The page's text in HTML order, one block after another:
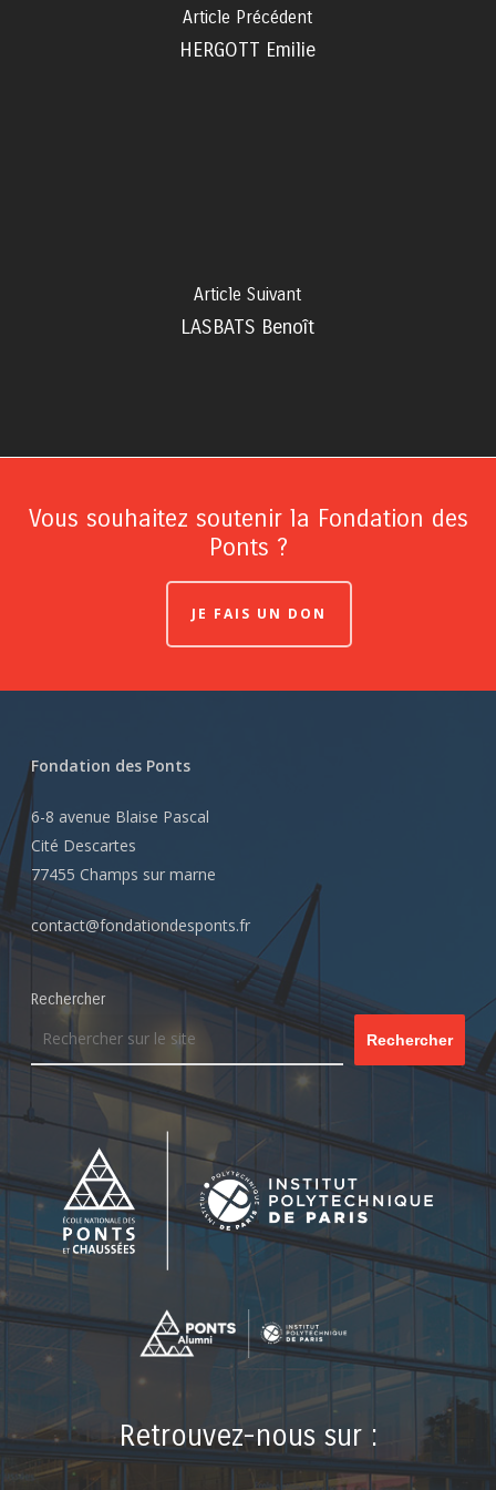
Article Précédent
HERGOTT Emilie
Article Suivant
LASBATS Benoît
Vous souhaitez soutenir la Fondation des
Ponts ?
JE FAIS UN DON
Fondation des Ponts
6-8 avenue Blaise Pascal
Cité Descartes
77455 Champs sur marne
contact@fondationdesponts.fr
Rechercher
Rechercher
Retrouvez-nous sur :